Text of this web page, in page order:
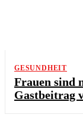
GESUNDHEIT
Frauen sind
Gastbeitrag